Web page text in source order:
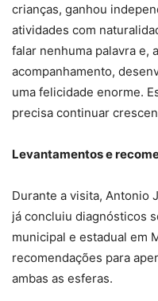
crianças, ganhou
atividades com
falar nenhuma palavra e,
acompanhamento,
uma felicidade enorme.
precisa continuar
Levantamentos e
Durante a visita, Antonio
já concluiu diagnósticos
municipal e estadual em
recomendações para
ambas as esferas.